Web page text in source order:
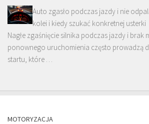
Auto zgasło podczas jazdy i nie
kolei i kiedy szukać konkretnej usterki
Nagłe zgaśnięcie silnika podczas jazdy i brak
ponownego uruchomienia często prowadzą
startu, które …
MOTORYZACJA